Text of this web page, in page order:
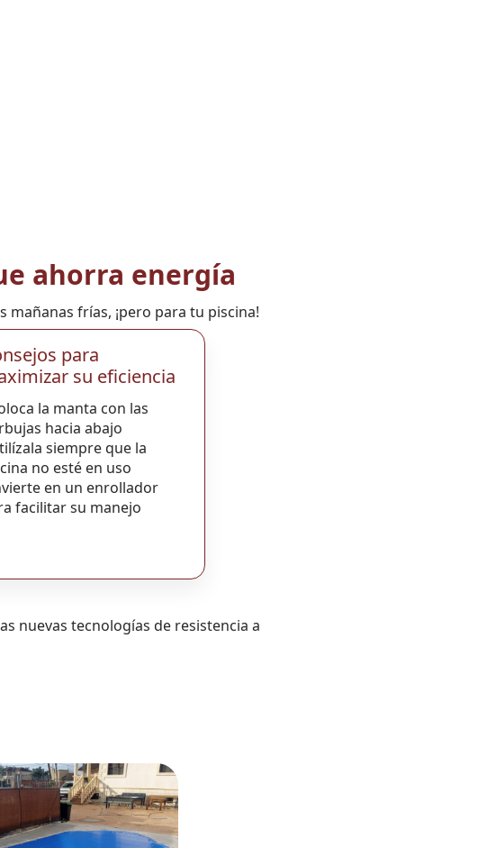
ahorra energía
frías, ¡pero para tu piscina!
para
su eficiencia
la manta con las
hacia abajo
siempre que la
no esté en uso
en un enrollador
facilitar su manejo
nuevas tecnologías de resistencia a